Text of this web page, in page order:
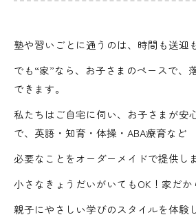
塾や習いごとに通うのは、時間も送迎
でも“家”なら、お子さまのペースで、
できます。
私たちはご自宅に伺い、お子さまが安
で、英語・知育・体操・ABA療育など
必要なことをオーダーメイドで提供しま
小さなきょうだいがいてもOK！家だか
親子にやさしい学びのスタイルを体験